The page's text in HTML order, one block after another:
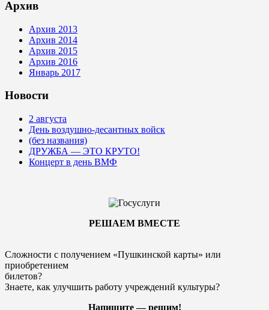
Архив
Архив 2013
Архив 2014
Архив 2015
Архив 2016
Январь 2017
Новости
2 августа
День воздушно-десантных войск
(без названия)
ДРУЖБА — ЭТО КРУТО!
Концерт в день ВМФ
РЕШАЕМ ВМЕСТЕ
Сложности с получением «Пушкинской карты» или
приобретением
билетов?
Знаете, как улучшить работу учреждений культуры?
Напишите — решим!